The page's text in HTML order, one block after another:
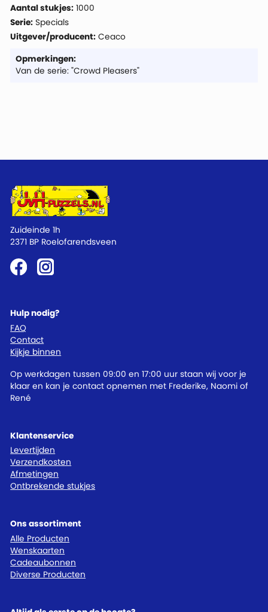
Aantal stukjes: 1000
Serie: Specials
Uitgever/producent: Ceaco
Opmerkingen:
Van de serie: "Crowd Pleasers"
Klantenservice
Levertijden
Verzendkosten
Afmetingen
Ontbrekende stukjes
Ons assortiment
Alle Producten
Wenskaarten
Cadeaubonnen
Diverse Producten
Hulp nodig?
FAQ
Contact
Kijkje binnen
Op werkdagen tussen 09:00 en 17:00 uur staan wij voor je
klaar en kan je contact opnemen met Frederike, Naomi of
René
Zuideinde 1h
2371 BP Roelofarendsveen